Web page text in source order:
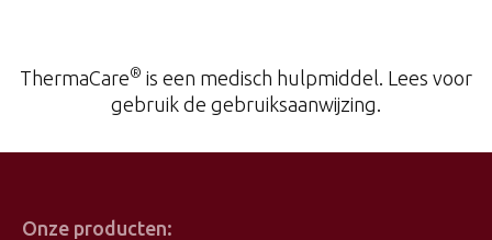
ThermaCare® is een medisch hulpmiddel. Lees voor
gebruik de gebruiksaanwijzing.
Onze producten: